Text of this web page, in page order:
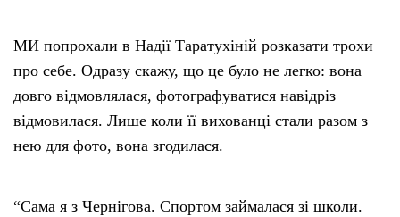
МИ попрохали в Надії Таратухіній розказати трохи
про себе. Одразу скажу, що це було не легко: вона
довго відмовлялася, фотографуватися навідріз
відмовилася. Лише коли її вихованці стали разом з
нею для фото, вона згодилася.
“Сама я з Чернігова. Спортом займалася зі школи.